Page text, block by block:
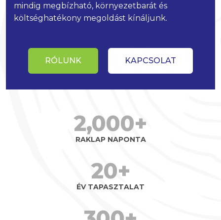
mindig megbízható, környezetbarát és
költséghatékony megoldást kínáljunk.
RÓLUNK KAPCSOLAT
2,000+
RAKLAP NAPONTA
20+
ÉV TAPASZTALAT